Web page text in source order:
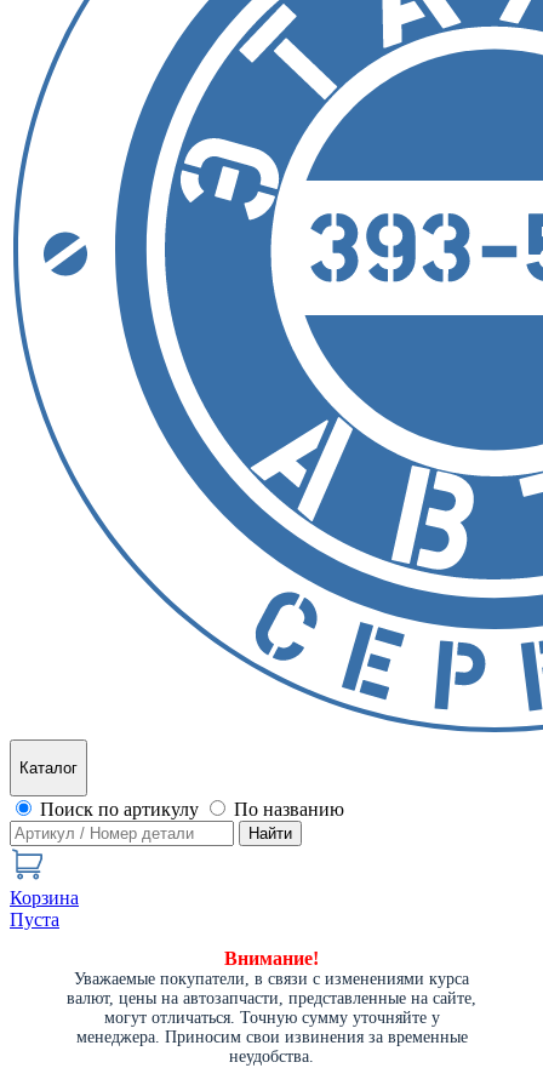
Каталог
Поиск по артикулу По названию
Найти
Корзина
Пуста
Внимание!
Уважаемые покупатели, в связи с изменениями курса
валют, цены на автозапчасти, представленные на сайте,
могут отличаться. Точную сумму уточняйте у
менеджера. Приносим свои извинения за временные
неудобства.